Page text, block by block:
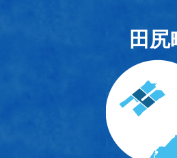
田尻